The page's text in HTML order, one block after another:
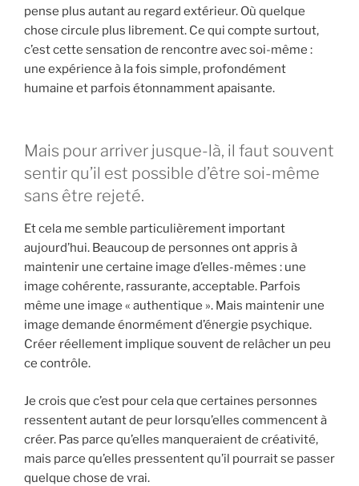
pense plus autant au regard extérieur. Où quelque
chose circule plus librement. Ce qui compte surtout,
c’est cette sensation de rencontre avec soi-même :
une expérience à la fois simple, profondément
humaine et parfois étonnamment apaisante.
Mais pour arriver jusque-là, il faut souvent
sentir qu’il est possible d’être soi-même
sans être rejeté.
Et cela me semble particulièrement important
aujourd’hui. Beaucoup de personnes ont appris à
maintenir une certaine image d’elles-mêmes : une
image cohérente, rassurante, acceptable. Parfois
même une image « authentique ». Mais maintenir une
image demande énormément d’énergie psychique.
Créer réellement implique souvent de relâcher un peu
ce contrôle.
Je crois que c’est pour cela que certaines personnes
ressentent autant de peur lorsqu’elles commencent à
créer. Pas parce qu’elles manqueraient de créativité,
mais parce qu’elles pressentent qu’il pourrait se passer
quelque chose de vrai.